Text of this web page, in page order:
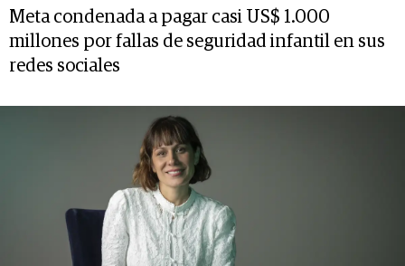
Meta condenada a pagar casi US$ 1.000
millones por fallas de seguridad infantil en sus
redes sociales